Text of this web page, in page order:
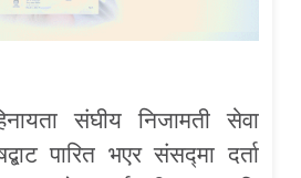
संघीय निजामती सेवा
पारित भएर संसद्मा दर्ता